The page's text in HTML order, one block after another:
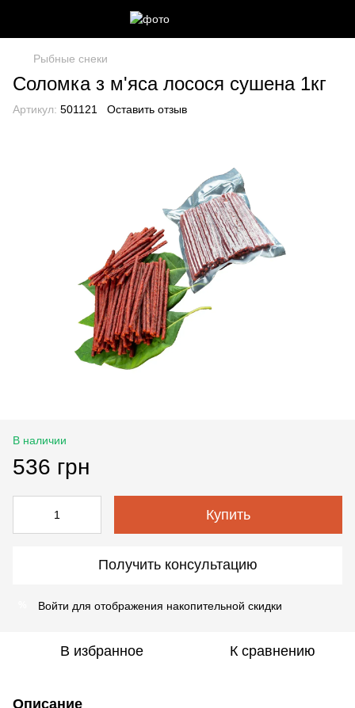
Рыбные снеки
Соломка з м'яса лосося сушена 1кг
Артикул: 501121 Оставить отзыв
В наличии
536 грн
Купить
Получить консультацию
Войти для отображения накопительной скидки
В избранное К сравнению
Описание